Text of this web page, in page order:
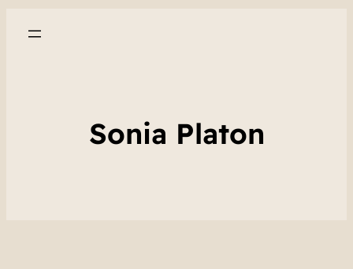
Sonia Platon